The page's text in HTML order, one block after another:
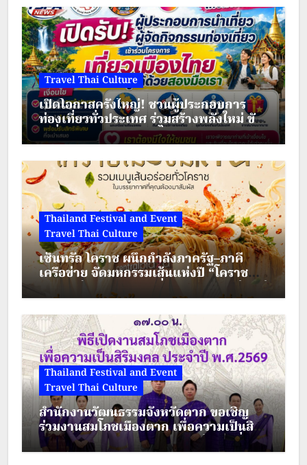
Travel Thai Culture
เปิดโอกาสครั้งใหญ่! ชวนผู้ประกอบการ
ท่องเที่ยวทั่วประเทศ ร่วมสร้างพลังใหม่ ขับ
เคลื่อนเศรษฐกิจชุมชนไทย
Thailand Festival and Event
Travel Thai Culture
เซ็นทรัล โคราช ผนึกกำลังภาครัฐ–ภาคี
เครือข่าย จัดมหกรรมเส้นแห่งปี “โคราช
เมืองมีเส้น” ดัน “ผัดหมี่ดัง–ขนมจีนแซ่บ” สู่
Soft Power เมืองย่าโม
Thailand Festival and Event
Travel Thai Culture
สำนักงานวัฒนธรรมจังหวัดตาก ขอเชิญ
ร่วมงานสมโภชเมืองตาก เพื่อความเป็นสิริ
มงคล ประจำปี พ.ศ.2569 ระหว่างวันที่ 28
– 30 สิงหาคม 2569